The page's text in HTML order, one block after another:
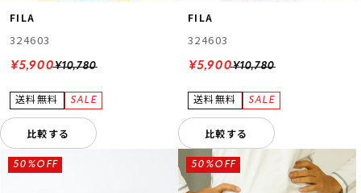
FILA
324603
¥10,780
¥5,900
比較する
FILA
324603
¥10,780
¥5,900
比較する
50%OFF 50%OFF